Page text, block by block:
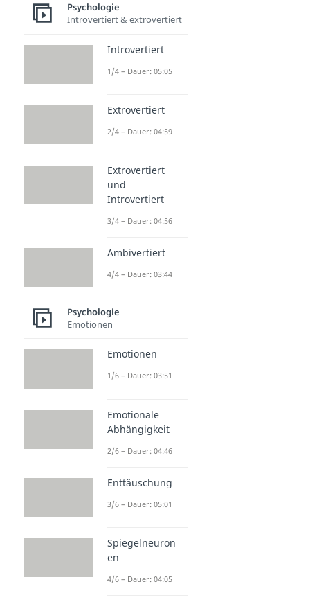
Passiv Aggressiv
Dauer: 03:52
Dauer: 05:01
Arroganz
Psychologie
Introvertiert & extrovertiert
Introvertiert
1/4 – Dauer: 05:05
Extrovertiert
2/4 – Dauer: 04:59
Extrovertiert
und
Introvertiert
3/4 – Dauer: 04:56
Ambivertiert
4/4 – Dauer: 03:44
Psychologie
Emotionen
Emotionen
1/6 – Dauer: 03:51
Emotionale
Abhängigkeit
2/6 – Dauer: 04:46
Enttäuschung
3/6 – Dauer: 05:01
Spiegelneuron
en
4/6 – Dauer: 04:05